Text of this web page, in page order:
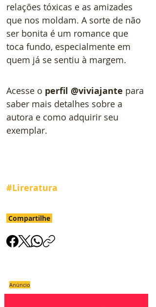
relações tóxicas e as amizades
que nos moldam. A sorte de não
ser bonita é um romance que
toca fundo, especialmente em
quem já se sentiu à margem.
Acesse o perfil @viviajante para
saber mais detalhes sobre a
autora e como adquirir seu
exemplar.
#Lireratura
Compartilhe
Anúncio